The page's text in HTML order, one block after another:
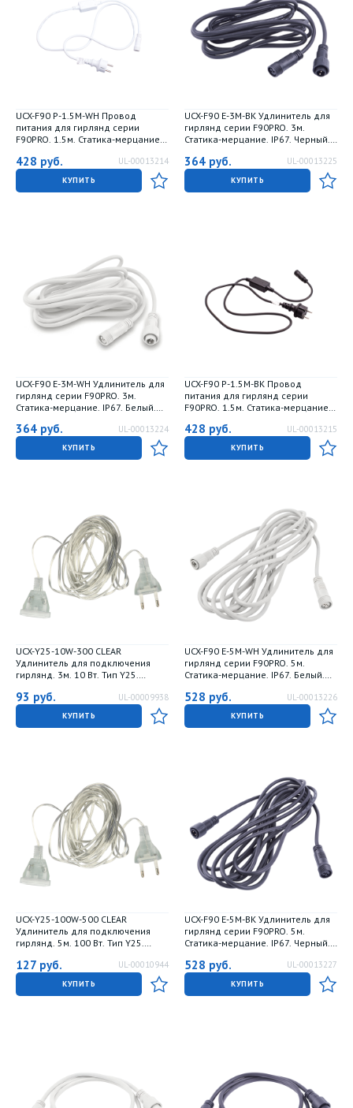
UCX-F90 P-1.5M-WH Провод
питания для гирлянд серии
F90PRO. 1.5м. Статика-мерцание.
428 руб. UL-00013214
КУПИТЬ
UCX-F90 E-3M-BK Удлинитель для
гирлянд серии F90PRO. 3м.
Статика-мерцание. IP67. Черный.
364 руб. UL-00013225
КУПИТЬ
UCX-F90 E-3M-WH Удлинитель для
гирлянд серии F90PRO. 3м.
Статика-мерцание. IP67. Белый.
364 руб. UL-00013224
КУПИТЬ
UCX-F90 P-1.5M-BK Провод
питания для гирлянд серии
F90PRO. 1.5м. Статика-мерцание.
428 руб. UL-00013215
КУПИТЬ
UCX-Y25-10W-300 CLEAR
Удлинитель для подключения
гирлянд. 3м. 10 Вт. Тип Y25.
93 руб. UL-00009938
КУПИТЬ
UCX-F90 E-5M-WH Удлинитель для
гирлянд серии F90PRO. 5м.
Статика-мерцание. IP67. Белый.
528 руб. UL-00013226
КУПИТЬ
UCX-Y25-100W-500 CLEAR
Удлинитель для подключения
гирлянд. 5м. 100 Вт. Тип Y25.
127 руб. UL-00010944
КУПИТЬ
UCX-F90 E-5M-BK Удлинитель для
гирлянд серии F90PRO. 5м.
Статика-мерцание. IP67. Черный.
528 руб. UL-00013227
КУПИТЬ